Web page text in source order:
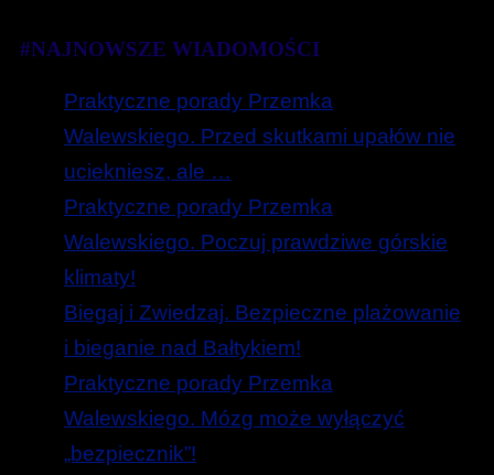
#NAJNOWSZE WIADOMOŚCI
Praktyczne porady Przemka
Walewskiego. Przed skutkami upałów nie
uciekniesz, ale …
Praktyczne porady Przemka
Walewskiego. Poczuj prawdziwe górskie
klimaty!
Biegaj i Zwiedzaj. Bezpieczne plażowanie
i bieganie nad Bałtykiem!
Praktyczne porady Przemka
Walewskiego. Mózg może wyłączyć
„bezpiecznik”!